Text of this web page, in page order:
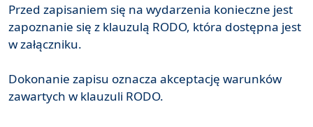
Przed zapisaniem się na wydarzenia konieczne jest
zapoznanie się z klauzulą RODO, która dostępna jest
w załączniku.
Dokonanie zapisu oznacza akceptację warunków
zawartych w klauzuli RODO.